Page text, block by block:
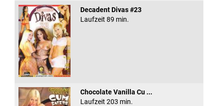
Decadent Divas #23
Laufzeit 89 min.
Chocolate Vanilla Cu ...
Laufzeit 203 min.